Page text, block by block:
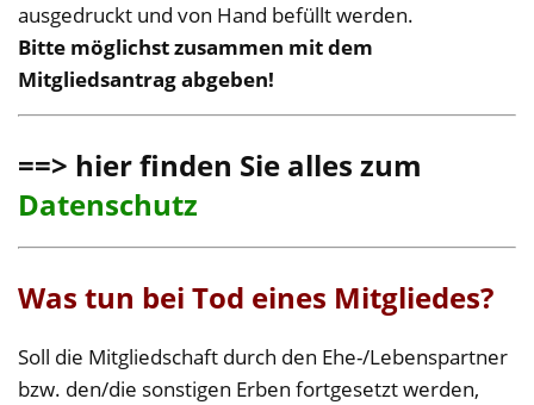
ausgedruckt und von Hand befüllt werden.
Bitte möglichst zusammen mit dem
Mitgliedsantrag abgeben!
==> hier finden Sie alles zum
Datenschutz
Was tun bei Tod eines Mitgliedes?
Soll die Mitgliedschaft durch den Ehe-/Lebenspartner
bzw. den/die sonstigen Erben fortgesetzt werden,